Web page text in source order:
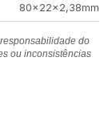
80×22×2,38mm
do
ou inconsistências